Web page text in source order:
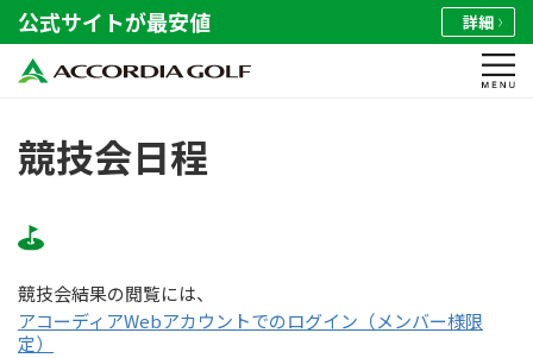
公式サイトが最安値 詳細
競技会日程
競技会結果の閲覧には、
アコーディアWebアカウントでのログイン（メンバー様限
定）